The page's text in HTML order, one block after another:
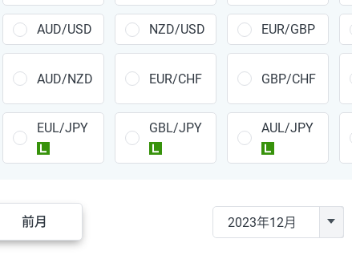
CHF/JPY 34円
PLN/JPY 35円
HUF/JPY 16円
ZAR/JPY 130円
MXN/JPY 140円
AUD/USD NZD/USD EUR/GBP
AUD/NZD EUR/CHF GBP/CHF
EUL/JPY
GBL/JPY
AUL/JPY
前月